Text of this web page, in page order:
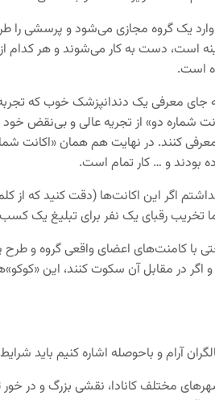
یک گروه مجازی می‌شود و پرسشی را
است، دست به کار می‌شوند و هر کدام
است.
جای معرفی یک دندانپزشک خوب که
شماره دو» از تجریه عالی و
کنند. در نهایت هم همان «اکانت
بودند و … کار تمام است.
اگر این اکانت‌ها (دقت کنید که
تخریب رقبای یک نفر برای تبلیغ یک
با کامنت‌های اعضای واقعی گروه و
اگر در مقابل آن سکوت کنند، این
آرام و باحوصله اشاره کنیم باید
شهرهای مختلف کانادا، نقشی بزرگ و در